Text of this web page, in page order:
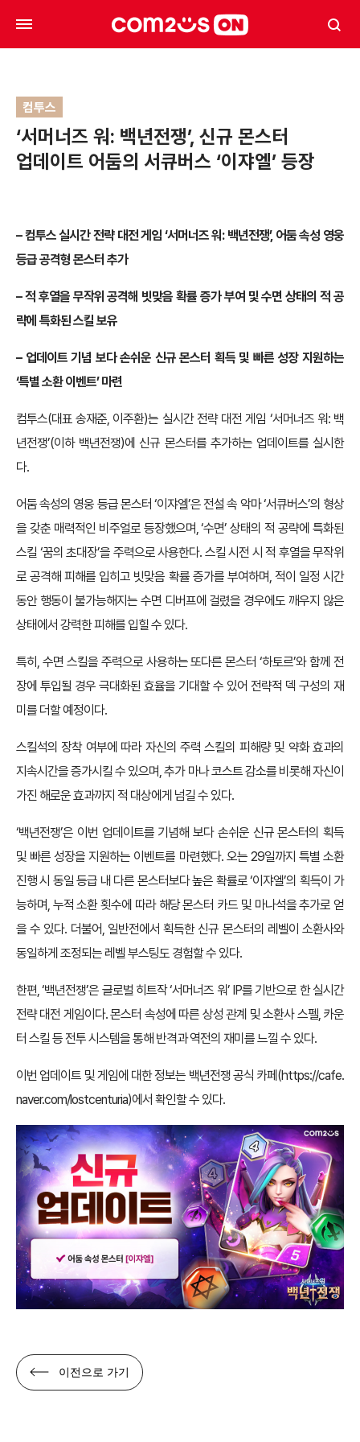
컴투스
‘서머너즈 워: 백년전쟁’, 신규 몬스터
업데이트 어둠의 서큐버스 ‘이쟈엘’ 등장
– 컴투스 실시간 전략 대전 게임 ‘서머너즈 워: 백년전쟁’, 어둠 속성 영웅
등급 공격형 몬스터 추가
– 적 후열을 무작위 공격해 빗맞음 확률 증가 부여 및 수면 상태의 적 공
략에 특화된 스킬 보유
– 업데이트 기념 보다 손쉬운 신규 몬스터 획득 및 빠른 성장 지원하는
‘특별 소환 이벤트’ 마련
컴투스(대표 송재준, 이주환)는 실시간 전략 대전 게임 ‘서머너즈 워: 백
년전쟁’(이하 백년전쟁)에 신규 몬스터를 추가하는 업데이트를 실시한
다.
어둠 속성의 영웅 등급 몬스터 ‘이쟈엘’은 전설 속 악마 ‘서큐버스’의 형상
을 갖춘 매력적인 비주얼로 등장했으며, ‘수면’ 상태의 적 공략에 특화된
스킬 ‘꿈의 초대장’을 주력으로 사용한다. 스킬 시전 시 적 후열을 무작위
로 공격해 피해를 입히고 빗맞음 확률 증가를 부여하며, 적이 일정 시간
동안 행동이 불가능해지는 수면 디버프에 걸렸을 경우에도 깨우지 않은
상태에서 강력한 피해를 입힐 수 있다.
특히, 수면 스킬을 주력으로 사용하는 또다른 몬스터 ‘하토르’와 함께 전
장에 투입될 경우 극대화된 효율을 기대할 수 있어 전략적 덱 구성의 재
미를 더할 예정이다.
스킬석의 장착 여부에 따라 자신의 주력 스킬의 피해량 및 약화 효과의
지속시간을 증가시킬 수 있으며, 추가 마나 코스트 감소를 비롯해 자신이
가진 해로운 효과까지 적 대상에게 넘길 수 있다.
‘백년전쟁’은 이번 업데이트를 기념해 보다 손쉬운 신규 몬스터의 획득
및 빠른 성장을 지원하는 이벤트를 마련했다. 오는 29일까지 특별 소환
진행 시 동일 등급 내 다른 몬스터보다 높은 확률로 ‘이쟈엘’의 획득이 가
능하며, 누적 소환 횟수에 따라 해당 몬스터 카드 및 마나석을 추가로 얻
을 수 있다. 더불어, 일반전에서 획득한 신규 몬스터의 레벨이 소환사와
동일하게 조정되는 레벨 부스팅도 경험할 수 있다.
한편, ‘백년전쟁’은 글로벌 히트작 ‘서머너즈 워’ IP를 기반으로 한 실시간
전략 대전 게임이다. 몬스터 속성에 따른 상성 관계 및 소환사 스펠, 카운
터 스킬 등 전투 시스템을 통해 반격과 역전의 재미를 느낄 수 있다.
이번 업데이트 및 게임에 대한 정보는 백년전쟁 공식 카페(https://cafe.
naver.com/lostcenturia)에서 확인할 수 있다.
이전으로 가기